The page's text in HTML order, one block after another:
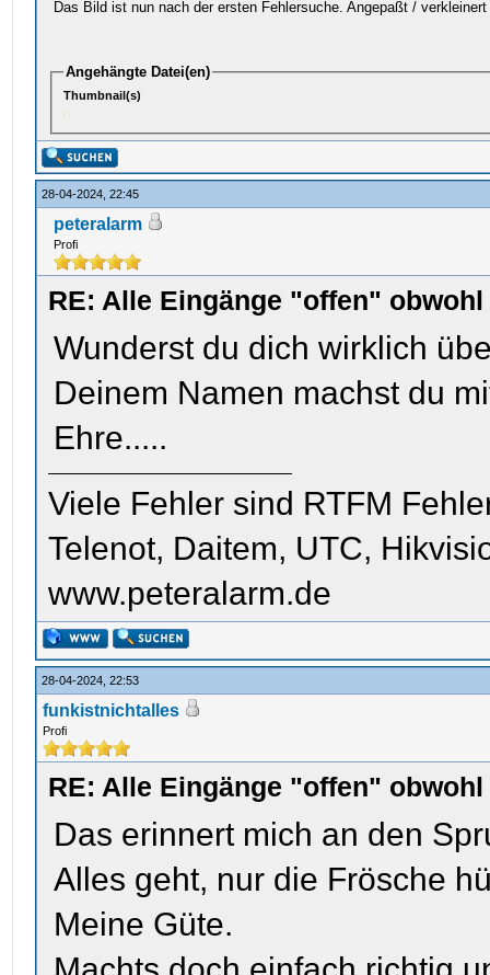
Das Bild ist nun nach der ersten Fehlersuche. Angepaßt /
Angehängte Datei(en)
Thumbnail(s)
28-04-2024, 22:45
peteralarm
Profi
RE: Alle Eingänge "offen"
Wunderst du dich wirklich
Deinem Namen machst du
Ehre.....
Viele Fehler sind RTFM
Telenot, Daitem, UTC,
www.peteralarm.de
28-04-2024, 22:53
funkistnichtalles
Profi
RE: Alle Eingänge "offen"
Das erinnert mich an den
Alles geht, nur die Frösche
Meine Güte.